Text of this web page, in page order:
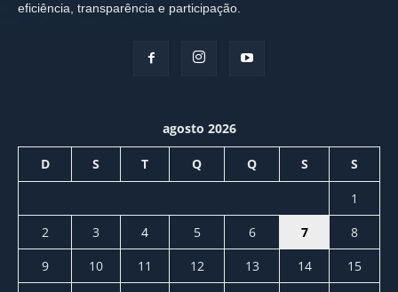
eficiência, transparência e participação.
agosto 2026
D S T Q Q S S
1
2
3 4 5 6 7
8
9
10 11 12 13 14
15